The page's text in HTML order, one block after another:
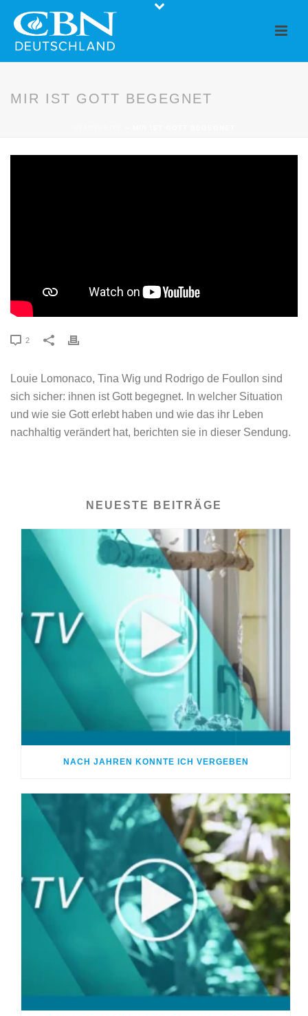
MIR IST GOTT BEGEGNET
2
Louie Lomonaco, Tina Wig und Rodrigo de Foullon sind
sich sicher: ihnen ist Gott begegnet. In welcher Situation
und wie sie Gott erlebt haben und wie das ihr Leben
nachhaltig verändert hat, berichten sie in dieser Sendung.
NEUESTE BEITRÄGE
NACH JAHREN KONNTE ICH VERGEBEN